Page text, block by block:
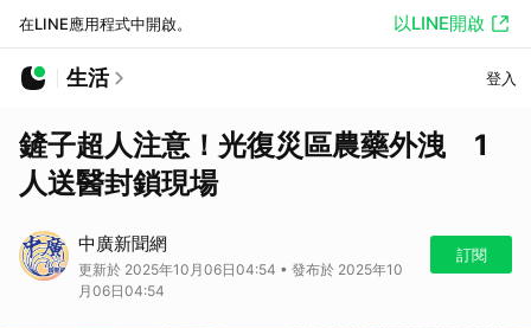
在LINE應用程式中開啟。 以LINE開啟
生活 登入
鏟子超人注意！光復災區農藥外洩 1
人送醫封鎖現場
中廣新聞網
更新於 2025年10月06日04:54 • 發布於 2025年10
月06日04:54
訂閱